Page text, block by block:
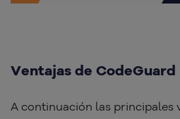
Ventajas de CodeGuard
A continuación las principales